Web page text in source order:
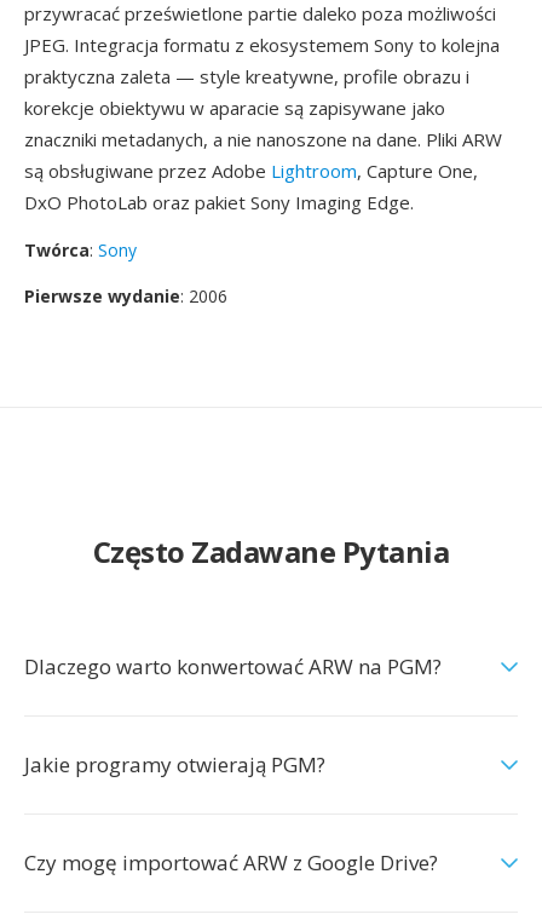
przywracać prześwietlone partie daleko poza możliwości
JPEG. Integracja formatu z ekosystemem Sony to kolejna
praktyczna zaleta — style kreatywne, profile obrazu i
korekcje obiektywu w aparacie są zapisywane jako
znaczniki metadanych, a nie nanoszone na dane. Pliki ARW
są obsługiwane przez Adobe Lightroom, Capture One,
DxO PhotoLab oraz pakiet Sony Imaging Edge.
Twórca: Sony
Pierwsze wydanie: 2006
Często Zadawane Pytania
Dlaczego warto konwertować ARW na PGM?
Jakie programy otwierają PGM?
Czy mogę importować ARW z Google Drive?